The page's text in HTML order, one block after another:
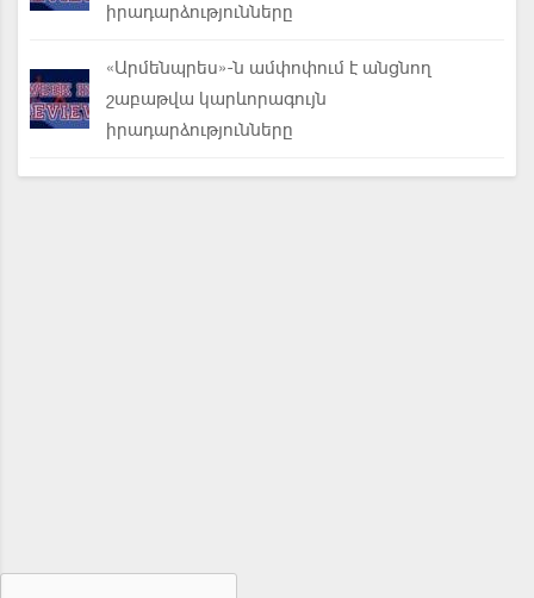
իրադարձությունները
«Արմենպրես»-ն ամփոփում է անցնող
շաբաթվա կարևորագույն
իրադարձությունները